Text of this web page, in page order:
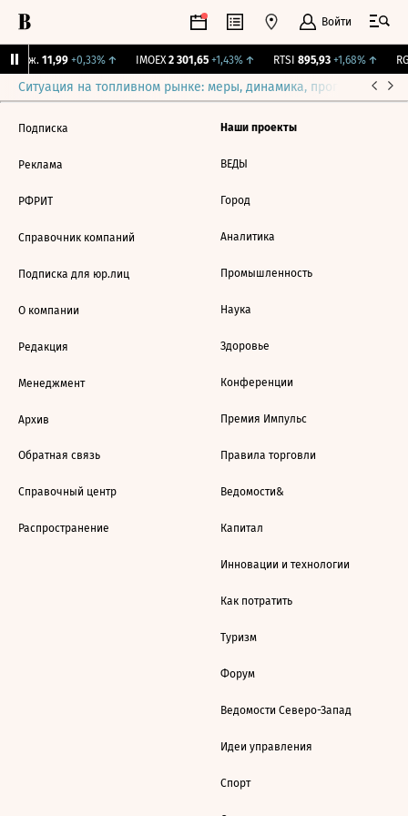
Войти
Бирж. 11,99 +0,33%↑ IMOEX 2 301,65 +1,43%↑ RTSI 895,93 +1,68%↑
Ситуация на топливном рынке: меры, динамика, прогнозы
Подписка
Реклама
РФРИТ
Справочник компаний
Подписка для юр.лиц
О компании
Редакция
Менеджмент
Архив
Обратная связь
Справочный центр
Распространение
Наши проекты
ВЕДЫ
Город
Аналитика
Промышленность
Наука
Здоровье
Конференции
Премия Импульс
Правила торговли
Ведомости&
Капитал
Инновации и технологии
Как потратить
Туризм
Форум
Ведомости Северо-Запад
Идеи управления
Спорт